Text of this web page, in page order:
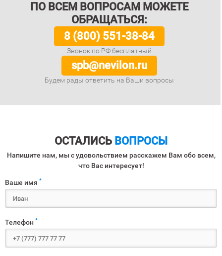
ПО ВСЕМ ВОПРОСАМ МОЖЕТЕ
ОБРАЩАТЬСЯ:
8 (800) 551-38-84
Звонок по РФ бесплатный
spb@nevilon.ru
Будем рады ответить на Ваши вопросы
ОСТАЛИСЬ ВОПРОСЫ
Напишите нам, мы с удовольствием расскажем Вам обо всем,
что Вас интересует!
Ваше имя *
Телефон *